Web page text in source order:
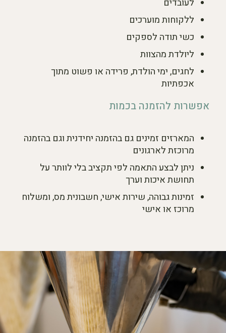
לעובדים
ללקוחות מוערכים
כשי תודה לספקים
ליולדת מהצוות
לחגים, ימי הולדת, פרידה או פשוט מתוך
אכפתיות
אפשרות להזמנה בכמות
המארזים זמינים גם בהזמנה יחידנית וגם בהזמנה
מרוכזת לארגונים
ניתן לבצע התאמה לפי תקציב בלי לוותר על
תחושת איכות וערך
זמינות גבוהה, שירות אישי, חשבונית מס, ומשלוח
מרוכז או אישי